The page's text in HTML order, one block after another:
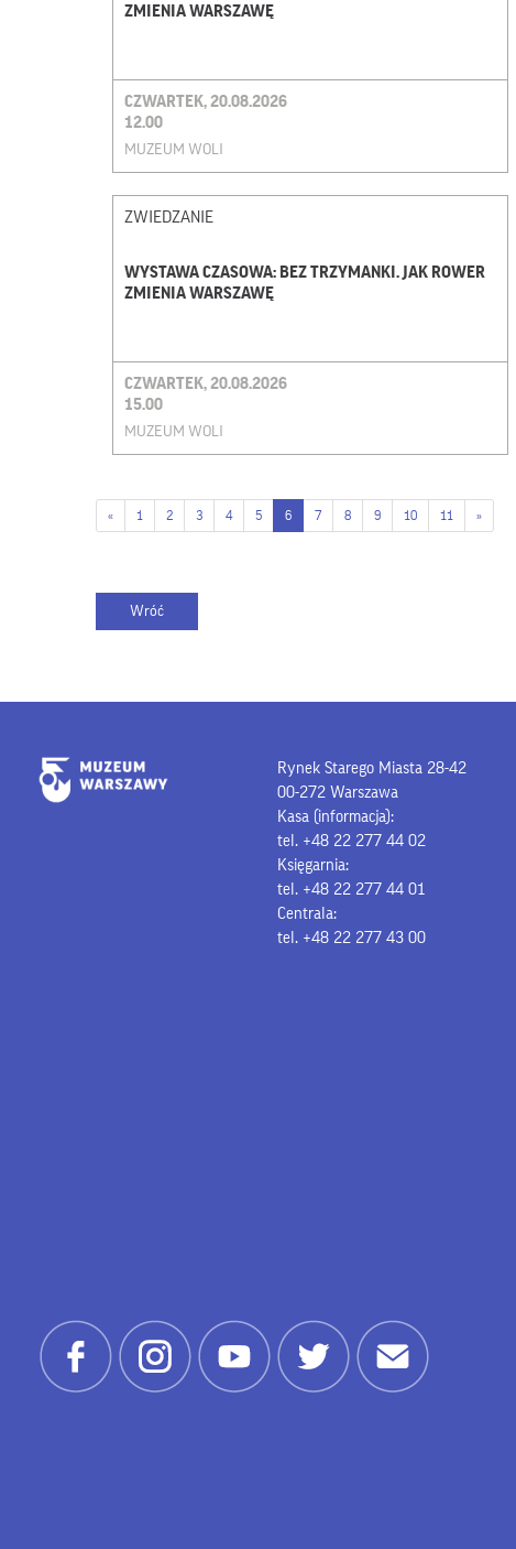
ZMIENIA WARSZAWĘ
CZWARTEK, 20.08.2026
12.00
MUZEUM WOLI
ZWIEDZANIE
WYSTAWA CZASOWA: BEZ TRZYMANKI. JAK ROWER
ZMIENIA WARSZAWĘ
CZWARTEK, 20.08.2026
15.00
MUZEUM WOLI
« 1 2 3 4 5 6 7 8 9 10 11 »
Rynek Starego Miasta 28-42
00-272 Warszawa
Kasa (informacja):
tel. +48 22 277 44 02
Księgarnia:
tel. +48 22 277 44 01
Centrala:
tel. +48 22 277 43 00